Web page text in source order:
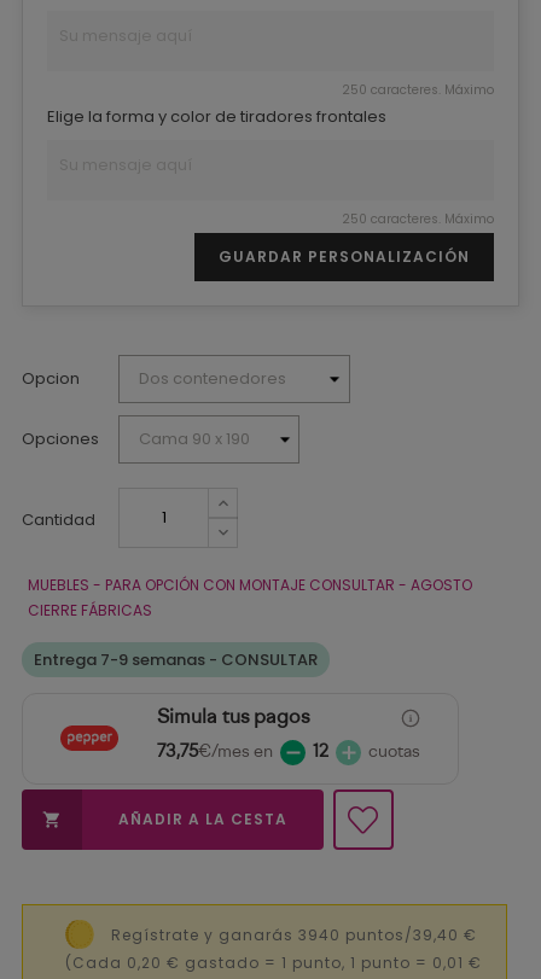
250 caracteres. Máximo
Elige la forma y color de tiradores frontales
250 caracteres. Máximo
GUARDAR PERSONALIZACIÓN
Opcion
Opciones
Cantidad
MUEBLES - PARA OPCIÓN CON MONTAJE CONSULTAR - AGOSTO
CIERRE FÁBRICAS
Entrega 7-9 semanas - CONSULTAR
Simula tus pagos
73,75€/mes en 12 cuotas
 AÑADIR A LA CESTA
Regístrate y ganarás 3940 puntos/39,40 €
(Cada 0,20 € gastado = 1 punto, 1 punto = 0,01 €